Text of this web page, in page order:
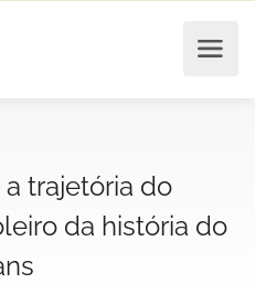
a trajetória do
da história do